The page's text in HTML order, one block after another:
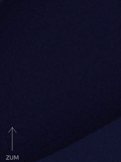
ZUM